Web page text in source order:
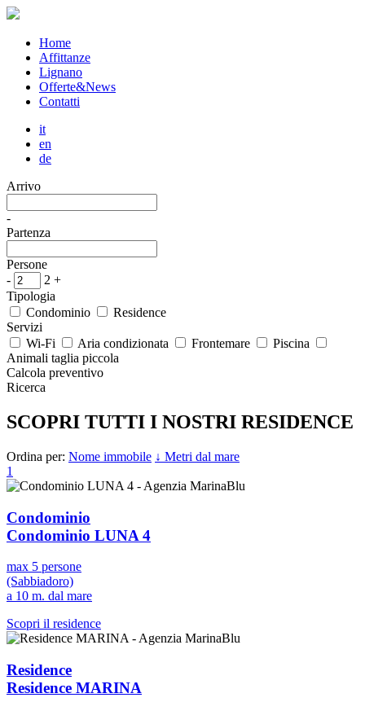
Home
Affittanze
Lignano
Offerte&News
Contatti
it
en
de
Arrivo
-
Partenza
Persone
-
2 +
Tipologia
Condominio
Residence
Servizi
Wi-Fi
Aria condizionata Frontemare
Piscina
Animali taglia piccola
Calcola preventivo
Ricerca
SCOPRI TUTTI I NOSTRI RESIDENCE
Ordina per: Nome immobile ↓ Metri dal mare
1
Condominio
Condominio LUNA 4
max 5 persone
(Sabbiadoro)
a 10 m. dal mare
Scopri il residence
Residence
Residence MARINA